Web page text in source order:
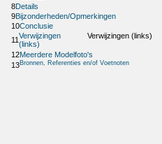
8Details
9Bijzonderheden/Opmerkingen
10Conclusie
11Verwijzingen
(links)
Verwijzingen (links)
12Meerdere Modelfoto's
13Bronnen, Referenties en/of Voetnoten